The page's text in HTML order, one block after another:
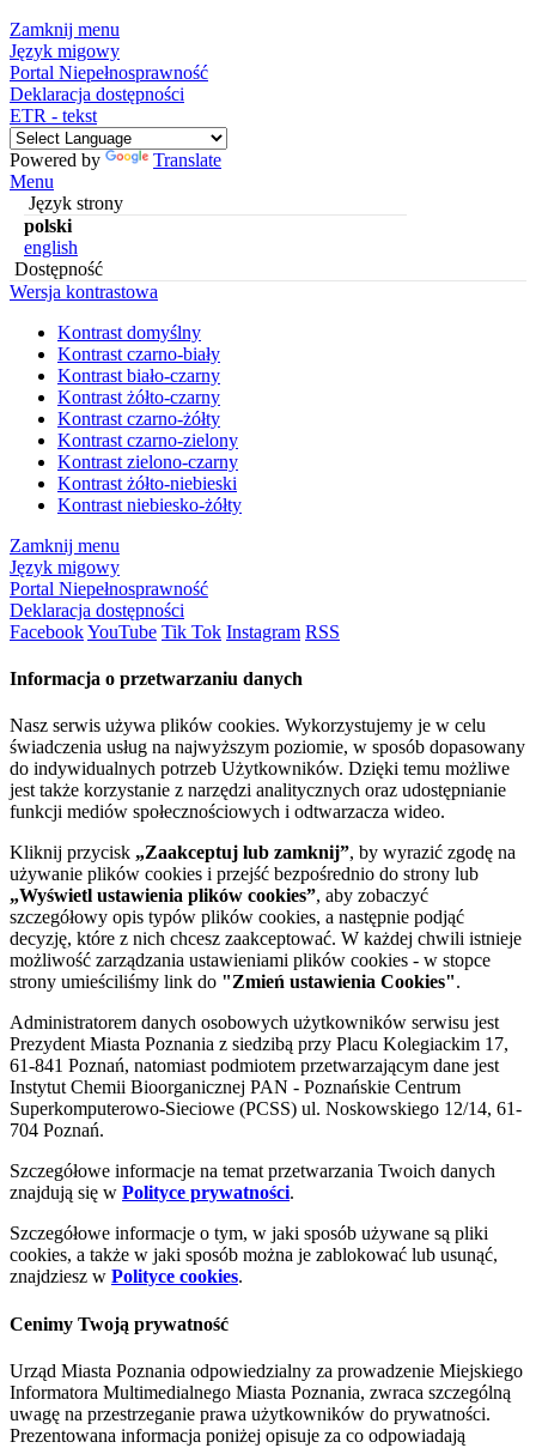
Zamknij menu
Język migowy
Portal Niepełnosprawność
Deklaracja dostępności
ETR - tekst
Powered by
Translate
Menu
Język strony
polski
english
Dostępność
Wersja kontrastowa
Kontrast domyślny
Kontrast czarno-biały
Kontrast biało-czarny
Kontrast żółto-czarny
Kontrast czarno-żółty
Kontrast czarno-zielony
Kontrast zielono-czarny
Kontrast żółto-niebieski
Kontrast niebiesko-żółty
Zamknij menu
Język migowy
Portal Niepełnosprawność
Deklaracja dostępności
FacebookYouTube Tik Tok Instagram RSS
Informacja o przetwarzaniu danych
Nasz serwis używa plików cookies. Wykorzystujemy je w celu
świadczenia usług na najwyższym poziomie, w sposób dopasowany
do indywidualnych potrzeb Użytkowników. Dzięki temu możliwe
jest także korzystanie z narzędzi analitycznych oraz udostępnianie
funkcji mediów społecznościowych i odtwarzacza wideo.
Kliknij przycisk „Zaakceptuj lub zamknij”, by wyrazić zgodę na
używanie plików cookies i przejść bezpośrednio do strony lub
„Wyświetl ustawienia plików cookies”, aby zobaczyć
szczegółowy opis typów plików cookies, a następnie podjąć
decyzję, które z nich chcesz zaakceptować. W każdej chwili istnieje
możliwość zarządzania ustawieniami plików cookies - w stopce
strony umieściliśmy link do "Zmień ustawienia Cookies".
Administratorem danych osobowych użytkowników serwisu jest
Prezydent Miasta Poznania z siedzibą przy Placu Kolegiackim 17,
61-841 Poznań, natomiast podmiotem przetwarzającym dane jest
Instytut Chemii Bioorganicznej PAN - Poznańskie Centrum
Superkomputerowo-Sieciowe (PCSS) ul. Noskowskiego 12/14, 61-
704 Poznań.
Szczegółowe informacje na temat przetwarzania Twoich danych
znajdują się w Polityce prywatności.
Szczegółowe informacje o tym, w jaki sposób używane są pliki
cookies, a także w jaki sposób można je zablokować lub usunąć,
znajdziesz w Polityce cookies.
Cenimy Twoją prywatność
Urząd Miasta Poznania odpowiedzialny za prowadzenie Miejskiego
Informatora Multimedialnego Miasta Poznania, zwraca szczególną
uwagę na przestrzeganie prawa użytkowników do prywatności.
Prezentowana informacja poniżej opisuje za co odpowiadają